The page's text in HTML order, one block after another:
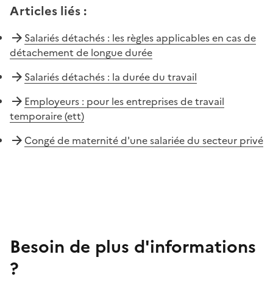
Articles liés :
Salariés détachés : les règles applicables en cas de
détachement de longue durée
Salariés détachés : la durée du travail
Employeurs : pour les entreprises de travail
temporaire (ett)
Congé de maternité d'une salariée du secteur privé
Besoin de plus d'informations
?